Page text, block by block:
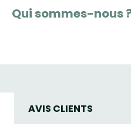
Qui sommes-nous
AVIS CLIENTS